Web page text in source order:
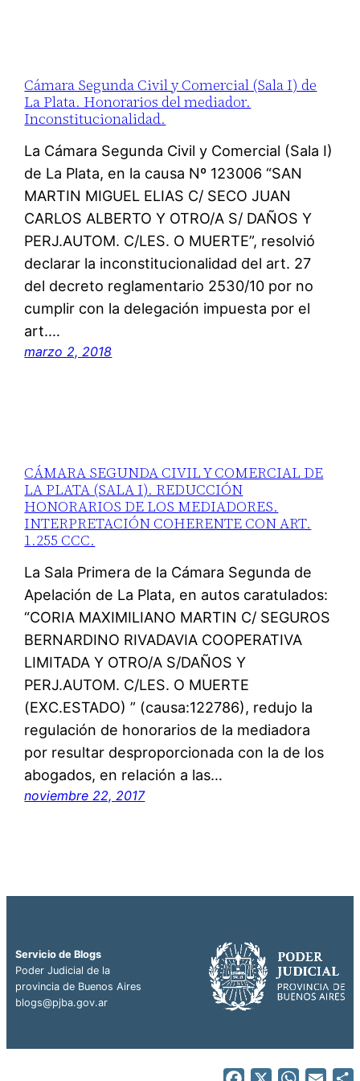
Cámara Segunda Civil y Comercial (Sala I) de
La Plata. Honorarios del mediador.
Inconstitucionalidad.
La Cámara Segunda Civil y Comercial (Sala I)
de La Plata, en la causa Nº 123006 “SAN
MARTIN MIGUEL ELIAS C/ SECO JUAN
CARLOS ALBERTO Y OTRO/A S/ DAÑOS Y
PERJ.AUTOM. C/LES. O MUERTE”, resolvió
declarar la inconstitucionalidad del art. 27
del decreto reglamentario 2530/10 por no
cumplir con la delegación impuesta por el
art.…
marzo 2, 2018
CÁMARA SEGUNDA CIVIL Y COMERCIAL DE
LA PLATA (SALA I). REDUCCIÓN
HONORARIOS DE LOS MEDIADORES.
INTERPRETACIÓN COHERENTE CON ART.
1.255 CCC.
La Sala Primera de la Cámara Segunda de
Apelación de La Plata, en autos caratulados:
“CORIA MAXIMILIANO MARTIN C/ SEGUROS
BERNARDINO RIVADAVIA COOPERATIVA
LIMITADA Y OTRO/A S/DAÑOS Y
PERJ.AUTOM. C/LES. O MUERTE
(EXC.ESTADO) ” (causa:122786), redujo la
regulación de honorarios de la mediadora
por resultar desproporcionada con la de los
abogados, en relación a las…
noviembre 22, 2017
Servicio de Blogs
Poder Judicial de la
provincia de Buenos Aires
blogs@pjba.gov.ar
Facebook
X